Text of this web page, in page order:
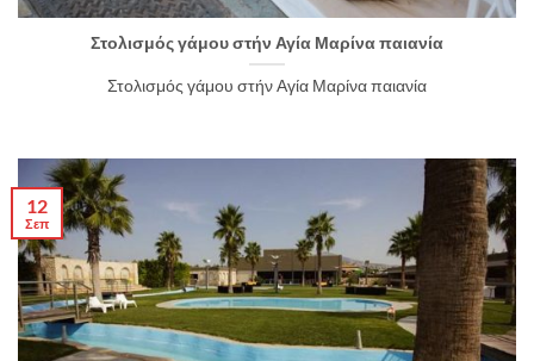
Στολισμός γάμου στήν Αγία Μαρίνα παιανία
Στολισμός γάμου στήν Αγία Μαρίνα παιανία
12
Σεπ